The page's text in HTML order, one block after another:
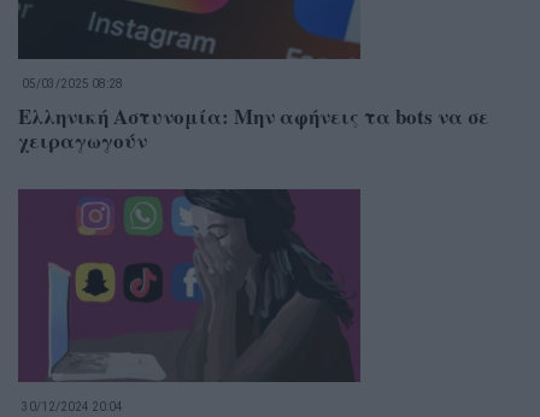
05/03/2025 08:28
Ελληνική Αστυνομία: Μην αφήνεις τα bots να σε
χειραγωγούν
30/12/2024 20:04